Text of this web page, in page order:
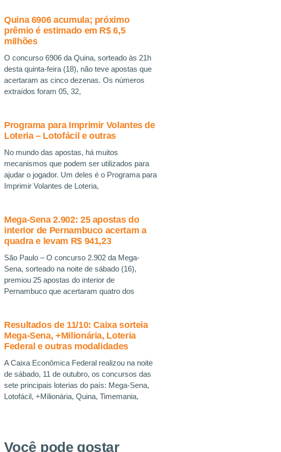
Quina 6906 acumula; próximo
prêmio é estimado em R$ 6,5
milhões
O concurso 6906 da Quina, sorteado às 21h
desta quinta-feira (18), não teve apostas que
acertaram as cinco dezenas. Os números
extraídos foram 05, 32,
Programa para Imprimir Volantes de
Loteria – Lotofácil e outras
No mundo das apostas, há muitos
mecanismos que podem ser utilizados para
ajudar o jogador. Um deles é o Programa para
Imprimir Volantes de Loteria,
Mega-Sena 2.902: 25 apostas do
interior de Pernambuco acertam a
quadra e levam R$ 941,23
São Paulo – O concurso 2.902 da Mega-
Sena, sorteado na noite de sábado (16),
premiou 25 apostas do interior de
Pernambuco que acertaram quatro dos
Resultados de 11/10: Caixa sorteia
Mega-Sena, +Milionária, Loteria
Federal e outras modalidades
A Caixa Econômica Federal realizou na noite
de sábado, 11 de outubro, os concursos das
sete principais loterias do país: Mega-Sena,
Lotofácil, +Milionária, Quina, Timemania,
Você pode gostar